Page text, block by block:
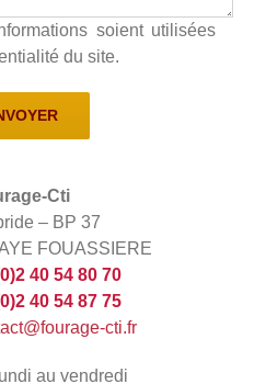
soient utilisées
du site.
Cti
– BP 37
FOUASSIERE
40 54 80 70
40 54 87 75
cti.fr
au vendredi